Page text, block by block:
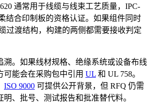
通常用于线缆与线束工艺质量，IPC-
结合印制板的资格认证。如果组件同时
过渡结构，构建的两侧都需要接收判定
溯。如果线材规格、绝缘系统或设备布线
可能会在采购包中引用 UL 和 UL 758。
ISO 9000 可提供公开背景，但 RFQ 仍需
、批号、测试报告和批准替代料。